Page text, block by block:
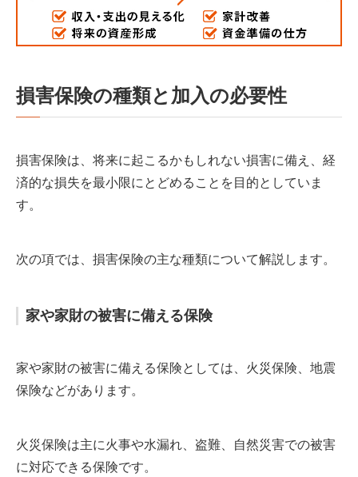
損害保険の種類と加入の必要性
損害保険は、将来に起こるかもしれない損害に備え、経
済的な損失を最小限にとどめることを目的としていま
す。
次の項では、損害保険の主な種類について解説します。
家や家財の被害に備える保険
家や家財の被害に備える保険としては、火災保険、地震
保険などがあります。
火災保険は主に火事や水漏れ、盗難、自然災害での被害
に対応できる保険です。